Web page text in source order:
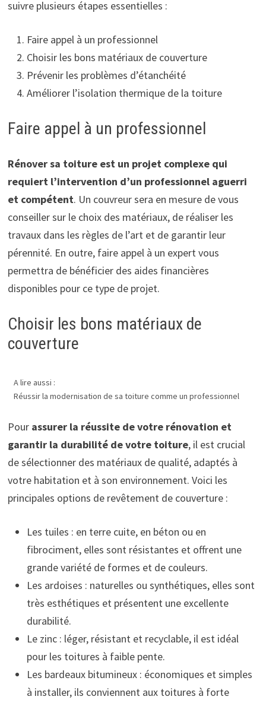
suivre plusieurs étapes essentielles :
Faire appel à un professionnel
Choisir les bons matériaux de couverture
Prévenir les problèmes d’étanchéité
Améliorer l’isolation thermique de la toiture
Faire appel à un professionnel
Rénover sa toiture est un projet complexe qui
requiert l’intervention d’un professionnel aguerri
et compétent. Un couvreur sera en mesure de vous
conseiller sur le choix des matériaux, de réaliser les
travaux dans les règles de l’art et de garantir leur
pérennité. En outre, faire appel à un expert vous
permettra de bénéficier des aides financières
disponibles pour ce type de projet.
Choisir les bons matériaux de
couverture
A lire aussi :
Réussir la modernisation de sa toiture comme un professionnel
Pour assurer la réussite de votre rénovation et
garantir la durabilité de votre toiture, il est crucial
de sélectionner des matériaux de qualité, adaptés à
votre habitation et à son environnement. Voici les
principales options de revêtement de couverture :
Les tuiles : en terre cuite, en béton ou en
fibrociment, elles sont résistantes et offrent une
grande variété de formes et de couleurs.
Les ardoises : naturelles ou synthétiques, elles sont
très esthétiques et présentent une excellente
durabilité.
Le zinc : léger, résistant et recyclable, il est idéal
pour les toitures à faible pente.
Les bardeaux bitumineux : économiques et simples
à installer, ils conviennent aux toitures à forte